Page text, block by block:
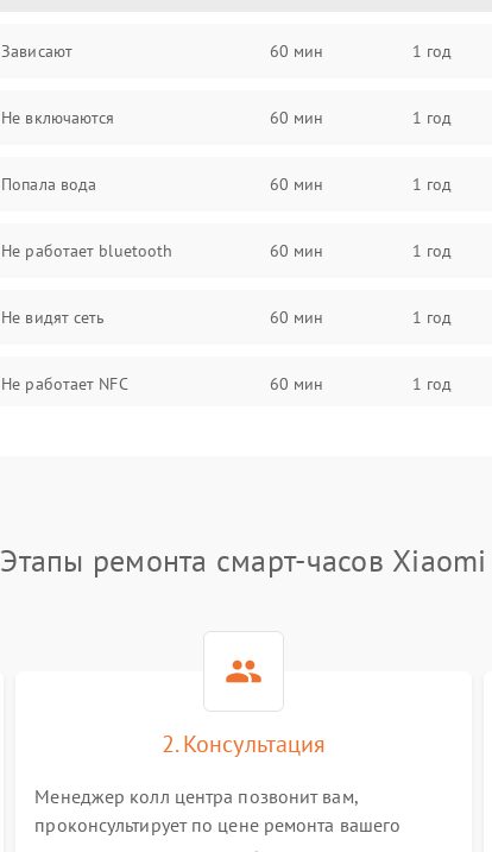
Зависают 60 мин 1 год
Не включаются 60 мин 1 год
Попала вода 60 мин 1 год
Не работает bluetooth 60 мин 1 год
Не видят сеть 60 мин 1 год
Не работает NFC 60 мин 1 год
Этапы ремонта смарт-часов Xiaomi
2. Консультация
Менеджер колл центра позвонит вам,
проконсультирует по цене ремонта вашего